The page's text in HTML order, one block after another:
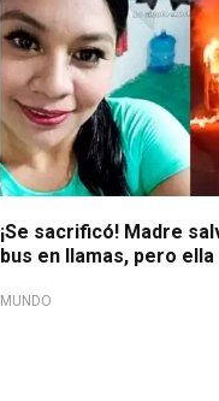
¡Se sacrificó! Madre
bus en llamas, pero
MUNDO